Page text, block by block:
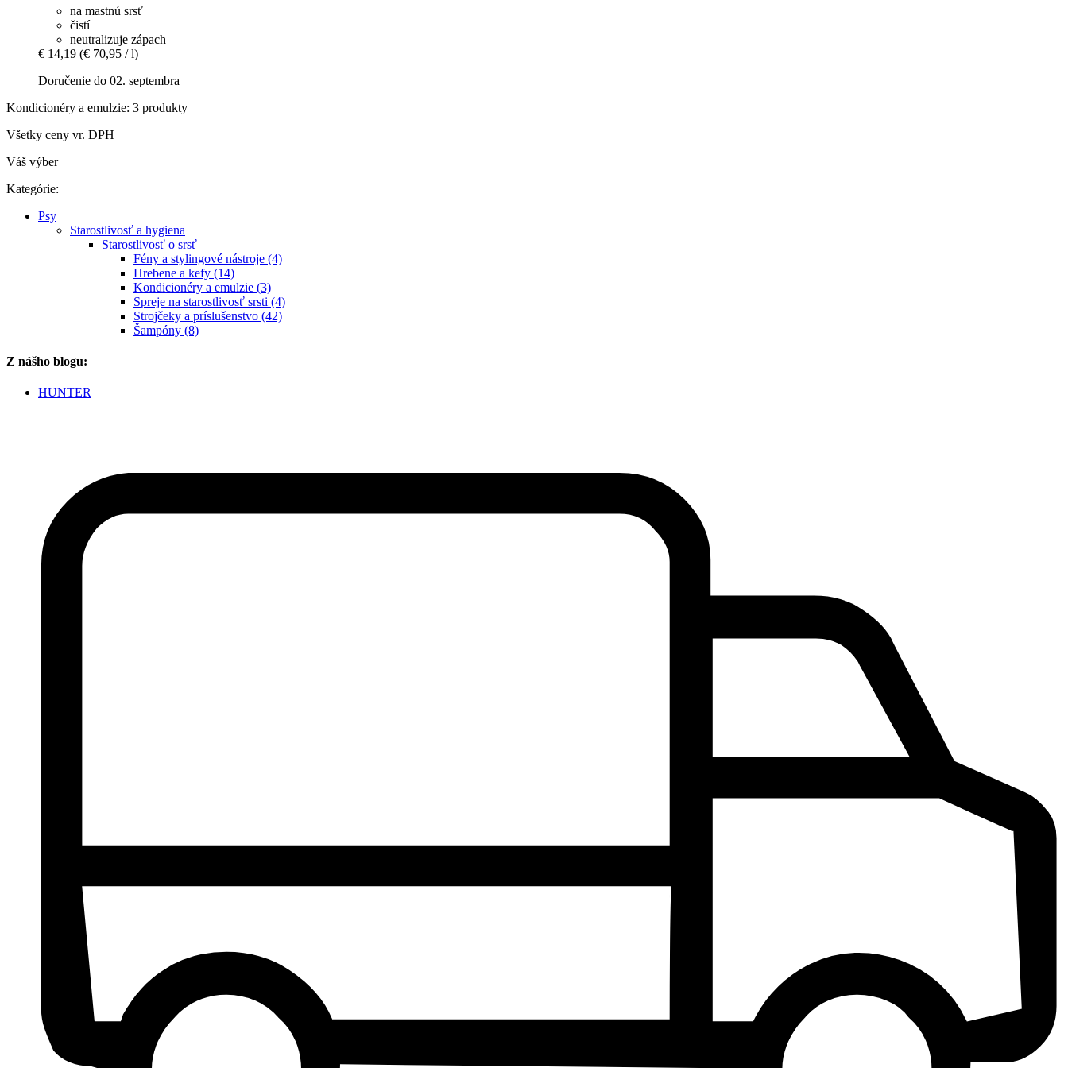
na mastnú srsť
čistí
neutralizuje zápach
€ 14,19 (€ 70,95 / l)
Doručenie do 02. septembra
Kondicionéry a emulzie: 3 produkty
Všetky ceny vr. DPH
Váš výber
Kategórie:
Psy
Starostlivosť a hygiena
Starostlivosť o srsť
Fény a stylingové nástroje (4)
Hrebene a kefy (14)
Kondicionéry a emulzie (3)
Spreje na starostlivosť srsti (4)
Strojčeky a príslušenstvo (42)
Šampóny (8)
Z nášho blogu:
HUNTER